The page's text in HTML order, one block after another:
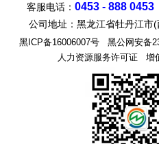
客服电话： 0453 - 888 0453
公司地址：黑龙江省牡丹江市
黑ICP备16006007号
黑公网安备
人力资源服务许可证增值